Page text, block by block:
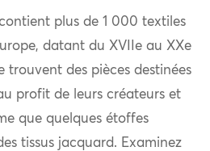
plus de 1 000 textiles
datant du XVIIe au XXe
trouvent des pièces destinées
profit de leurs créateurs et
que quelques étoffes
tissus jacquard. Examinez